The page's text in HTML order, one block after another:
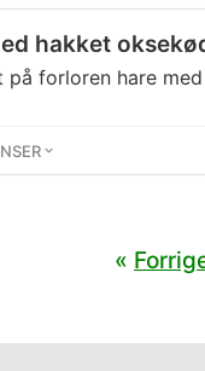
hakket
på forloren hare
«